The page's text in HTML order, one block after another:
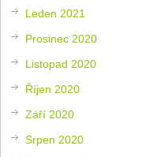
Leden 2021
Prosinec 2020
Listopad 2020
Říjen 2020
Září 2020
Srpen 2020